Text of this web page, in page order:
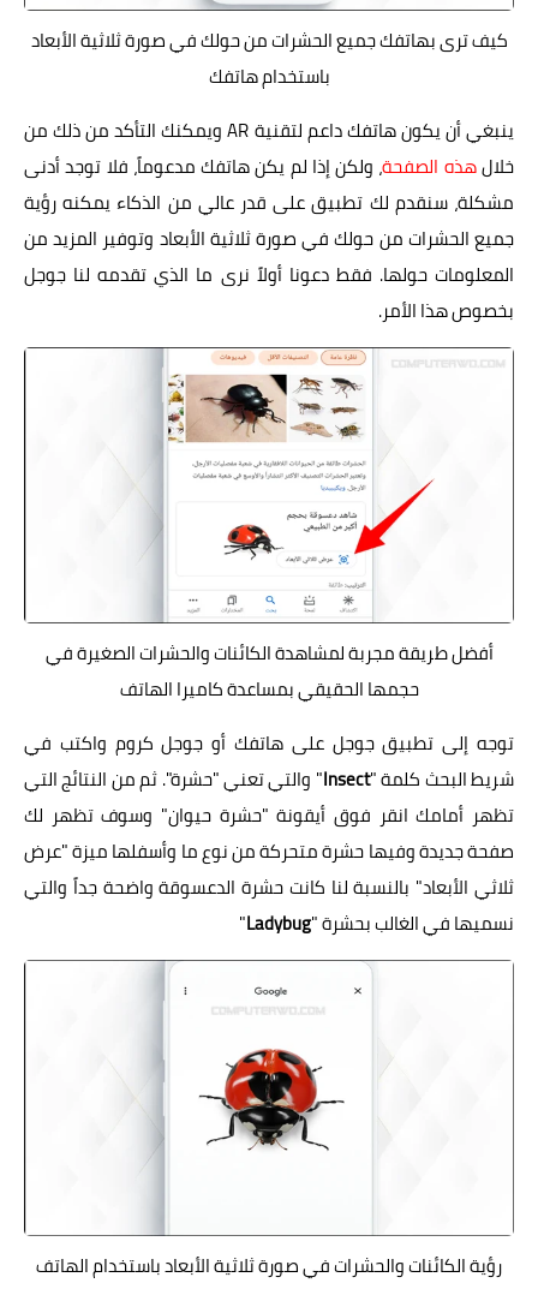
كيف ترى بهاتفك جميع الحشرات من حولك في صورة ثلاثية الأبعاد
باستخدام هاتفك
ينبغي أن يكون هاتفك داعم لتقنية AR ويمكنك التأكد من ذلك من
خلالهذه الصفحة، ولكن إذا لم يكن هاتفك مدعوماً، فلا توجد أدنى
مشكلة، سنقدم لك تطبيق على قدر عالي من الذكاء يمكنه رؤية
جميع الحشرات من حولك في صورة ثلاثية الأبعاد وتوفير المزيد من
المعلومات حولها. فقط دعونا أولاً نرى ما الذي تقدمه لنا جوجل
بخصوص هذا الأمر.
أفضل طريقة مجربة لمشاهدة الكائنات والحشرات الصغيرة في
حجمها الحقيقي بمساعدة كاميرا الهاتف
توجه إلى تطبيق جوجل على هاتفك أو جوجل كروم واكتب في
شريط البحث كلمة "Insect" والتي تعني "حشرة". ثم من النتائج التي
تظهر أمامك انقر فوق أيقونة "حشرة حيوان" وسوف تظهر لك
صفحة جديدة وفيها حشرة متحركة من نوع ما وأسفلها ميزة "عرض
ثلاثي الأبعاد" بالنسبة لنا كانت حشرة الدعسوقة واضحة جداً والتي
نسميها في الغالب بحشرة "Ladybug
"
رؤية الكائنات والحشرات في صورة ثلاثية الأبعاد باستخدام الهاتف